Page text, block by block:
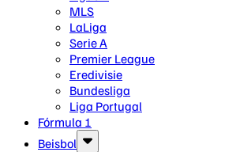
MLS
LaLiga
Serie A
Premier League
Eredivisie
Bundesliga
Liga Portugal
Fórmula 1
Beisbol